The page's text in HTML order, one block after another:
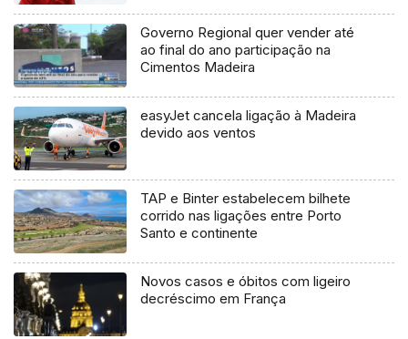
Governo Regional quer vender até
ao final do ano participação na
Cimentos Madeira
easyJet cancela ligação à Madeira
devido aos ventos
TAP e Binter estabelecem bilhete
corrido nas ligações entre Porto
Santo e continente
Novos casos e óbitos com ligeiro
decréscimo em França